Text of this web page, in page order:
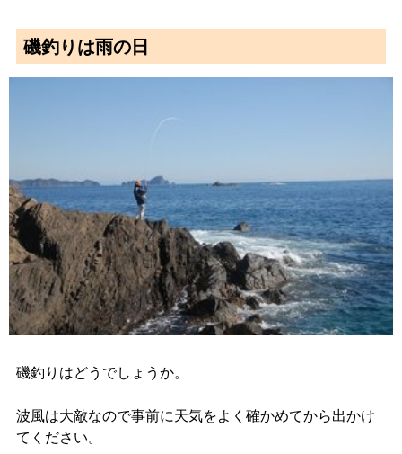
磯釣りは雨の日
磯釣りはどうでしょうか。
波風は大敵なので事前に天気をよく確かめてから出かけ
てください。